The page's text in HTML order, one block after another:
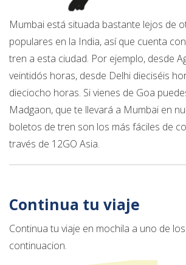
Mumbai está situada bastante lejos de
populares en la India, así que cuenta
tren a esta ciudad. Por ejemplo, desde
veintidós horas, desde Delhi dieciséis
dieciocho horas. Si vienes de Goa
Madgaon, que te llevará a Mumbai en
boletos de tren son los más fáciles de
través de 12GO Asia.
Continua tu viaje
Continua tu viaje en mochila a uno de
continuacion.